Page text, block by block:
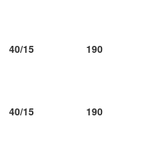
40/15
40/15
190
190